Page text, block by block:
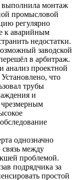
выполнила монтаж
промысловой
регулярно
к аварийным
недостатки.
заводской
в арбитраж.
анализ проектной
что
трубы
и
однозначно
между
проблемой.
подрядчика за
простой